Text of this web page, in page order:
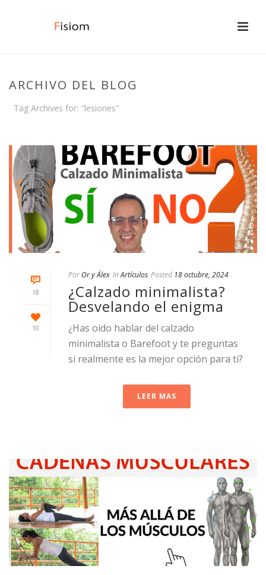
ARCHIVO DEL BLOG
Tag Archives for: "lesiones"
18
10
Por Or y Álex In Artículos Posted 18 octubre, 2024
¿Calzado minimalista?
Desvelando el enigma
¿Has oído hablar del calzado
minimalista o Barefoot y te preguntas
si realmente es la mejor opción para ti?
LEER MAS